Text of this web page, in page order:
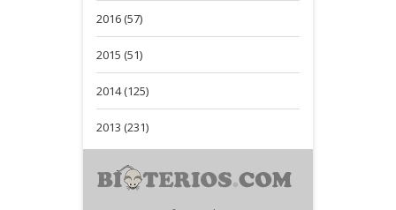
2016 (57)
2015 (51)
2014 (125)
2013 (231)